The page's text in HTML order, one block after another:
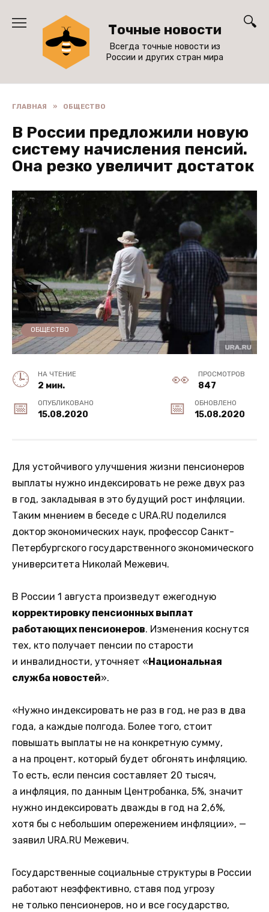
содержанию
Точные новости
Всегда точные новости из
России и других стран мира
ГЛАВНАЯ » ОБЩЕСТВО
В России предложили новую
систему начисления пенсий.
Она резко увеличит достаток
ОБЩЕСТВО
НА ЧТЕНИЕ
2 мин.
ПРОСМОТРОВ
847
ОПУБЛИКОВАНО
15.08.2020
ОБНОВЛЕНО
15.08.2020
Для устойчивого улучшения жизни пенсионеров
выплаты нужно индексировать не реже двух раз
в год, закладывая в это будущий рост инфляции.
Таким мнением в беседе с URA.RU поделился
доктор экономических наук, профессор Санкт-
Петербургского государственного экономического
университета Николай Межевич.
В России 1 августа произведут ежегодную
корректировку пенсионных выплат
работающих пенсионеров. Изменения коснутся
тех, кто получает пенсии по старости
и инвалидности, уточняет «Национальная
служба новостей».
«Нужно индексировать не раз в год, не раз в два
года, а каждые полгода. Более того, стоит
повышать выплаты не на конкретную сумму,
а на процент, который будет обгонять инфляцию.
То есть, если пенсия составляет 20 тысяч,
а инфляция, по данным Центробанка, 5%, значит
нужно индексировать дважды в год на 2,6%,
хотя бы с небольшим опережением инфляции», —
заявил URA.RU Межевич.
Государственные социальные структуры в России
работают неэффективно, ставя под угрозу
не только пенсионеров, но и все государство,